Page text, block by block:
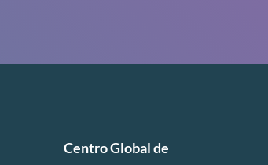
Centro Global de